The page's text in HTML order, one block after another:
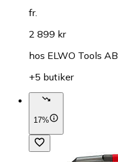
fr.
2 899 kr
hos ELWO Tools AB
+5 butiker
17%